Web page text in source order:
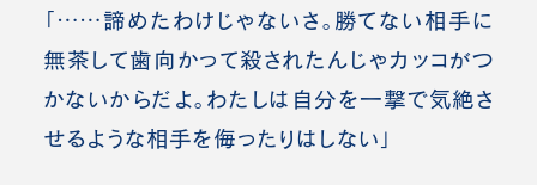
「……諦めたわけじゃないさ。勝てない相手に
無茶して歯向かって殺されたんじゃカッコがつ
かないからだよ。わたしは自分を一撃で気絶さ
せるような相手を侮ったりはしない」